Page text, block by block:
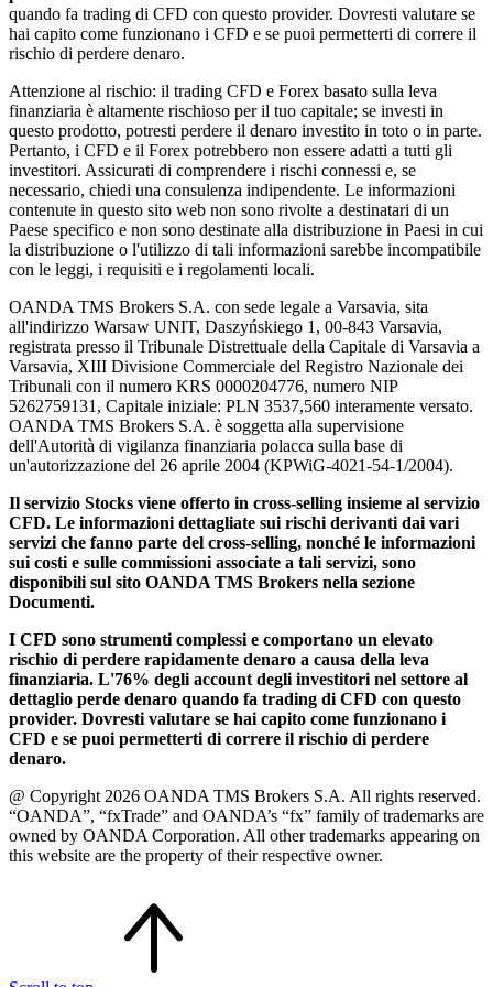
quando fa trading di CFD con questo provider. Dovresti valutare se
hai capito come funzionano i CFD e se puoi permetterti di correre il
rischio di perdere denaro.
Attenzione al rischio: il trading CFD e Forex basato sulla leva
finanziaria è altamente rischioso per il tuo capitale; se investi in
questo prodotto, potresti perdere il denaro investito in toto o in parte.
Pertanto, i CFD e il Forex potrebbero non essere adatti a tutti gli
investitori. Assicurati di comprendere i rischi connessi e, se
necessario, chiedi una consulenza indipendente. Le informazioni
contenute in questo sito web non sono rivolte a destinatari di un
Paese specifico e non sono destinate alla distribuzione in Paesi in cui
la distribuzione o l'utilizzo di tali informazioni sarebbe incompatibile
con le leggi, i requisiti e i regolamenti locali.
OANDA TMS Brokers S.A. con sede legale a Varsavia, sita
all'indirizzo Warsaw UNIT, Daszyńskiego 1, 00-843 Varsavia,
registrata presso il Tribunale Distrettuale della Capitale di Varsavia a
Varsavia, XIII Divisione Commerciale del Registro Nazionale dei
Tribunali con il numero KRS 0000204776, numero NIP
5262759131, Capitale iniziale: PLN 3537,560 interamente versato.
OANDA TMS Brokers S.A. è soggetta alla supervisione
dell'Autorità di vigilanza finanziaria polacca sulla base di
un'autorizzazione del 26 aprile 2004 (KPWiG-4021-54-1/2004).
Il servizio Stocks viene offerto in cross-selling insieme al servizio
CFD. Le informazioni dettagliate sui rischi derivanti dai vari
servizi che fanno parte del cross-selling, nonché le informazioni
sui costi e sulle commissioni associate a tali servizi, sono
disponibili sul sito OANDA TMS Brokers nella sezione
Documenti.
I CFD sono strumenti complessi e comportano un elevato
rischio di perdere rapidamente denaro a causa della leva
finanziaria. L'76% degli account degli investitori nel settore al
dettaglio perde denaro quando fa trading di CFD con questo
provider. Dovresti valutare se hai capito come funzionano i
CFD e se puoi permetterti di correre il rischio di perdere
denaro.
@ Copyright 2026 OANDA TMS Brokers S.A. All rights reserved.
“OANDA”, “fxTrade” and OANDA’s “fx” family of trademarks are
owned by OANDA Corporation. All other trademarks appearing on
this website are the property of their respective owner.